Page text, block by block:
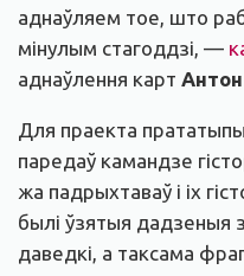
аднаўляем тое, што
мінулым стагоддзі, —
аднаўлення карт Антон
Для праекта
паредаў камандзе
жа падрыхтаваў і іх
былі ўзятыя дадзеныя
даведкі, а таксама